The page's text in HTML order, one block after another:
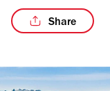
Share